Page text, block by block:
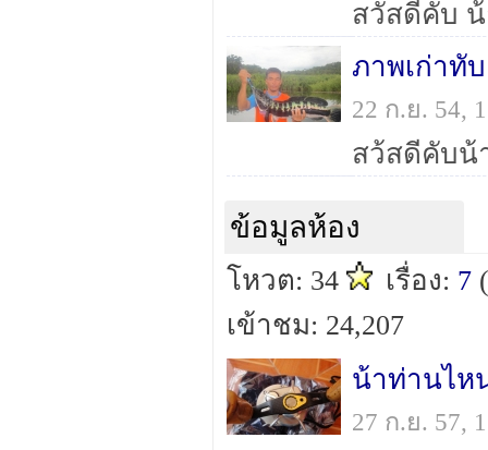
ภาพเก่าทั
22 ก.ย. 54,
ข้อมูลห้อง
โหวต: 34 เรื่อง: 7
เข้าชม: 24,207
น้าท่านไห
27 ก.ย. 57,